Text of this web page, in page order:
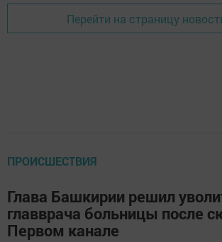
Перейти на страницу
ПРОИСШЕСТВИЯ
Глава Башкирии решил
главврача больницы после
Первом канале